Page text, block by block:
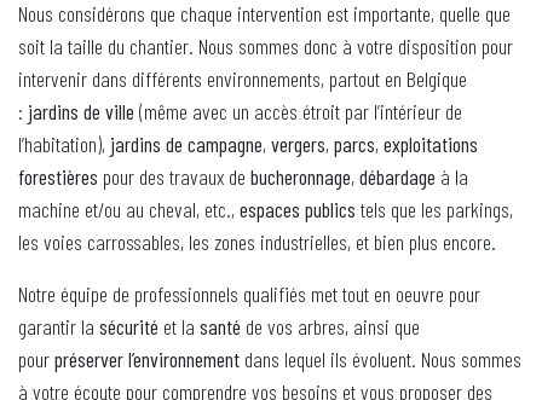
Nous considérons que chaque intervention est importante, quelle que
soit la taille du chantier. Nous sommes donc à votre disposition pour
intervenir dans différents environnements, partout en Belgique
: jardins de ville (même avec un accès étroit par l’intérieur de
l’habitation), jardins de campagne,vergers,parcs,exploitations
forestières pour des travaux de bucheronnage,débardage à la
machine et/ou au cheval, etc.,espaces publics tels que les parkings,
les voies carrossables, les zones industrielles, et bien plus encore.
Notre équipe de professionnels qualifiés met tout en oeuvre pour
garantir la sécurité et la santé de vos arbres, ainsi que
pourpréserver l’environnement dans lequel ils évoluent. Nous sommes
à votre écoute pour comprendre vos besoins et vous proposer des